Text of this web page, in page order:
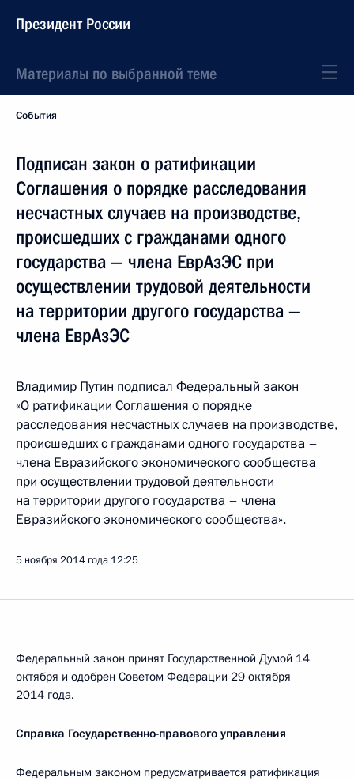
Президент России
Материалы по выбранной теме
События
Подписан закон о ратификации
Соглашения о порядке расследования
несчастных случаев на производстве,
происшедших с гражданами одного
государства — члена ЕврАзЭС при
осуществлении трудовой деятельности
на территории другого государства —
члена ЕврАзЭС
Владимир Путин подписал Федеральный закон
«О ратификации Соглашения о порядке
расследования несчастных случаев на производстве,
происшедших с гражданами одного государства –
члена Евразийского экономического сообщества
при осуществлении трудовой деятельности
на территории другого государства – члена
Евразийского экономического сообщества».
5 ноября 2014 года 12:25
Федеральный закон принят Государственной Думой 14
октября и одобрен Советом Федерации 29 октября
2014 года.
Справка Государственно-правового управления
Федеральным законом предусматривается ратификация